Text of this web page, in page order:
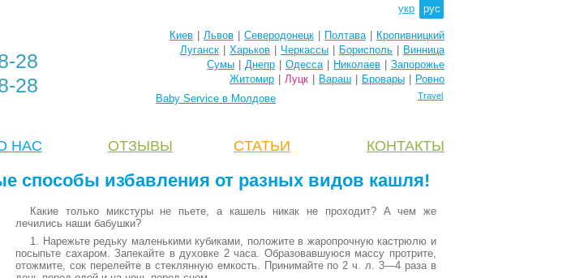
укр рус
28
28
Киев Львов Северодонецк Полтава
Кропивницкий
Луганск
Харьков Черкассы Борисполь
Винница
Сумы
Днепр Одесса Николаев
Запорожье
Житомир
Луцк Вараш Бровары
Ровно
Baby Service в Молдове
Travel
НАС ОТЗЫВЫ CТАТЬИ КОНТАКТЫ
способы избавления от разных видов кашля!
Какие только микстуры не пьете, а кашель никак не проходит? А чем же
лечились наши бабушки?
1. Нарежьте редьку маленькими кубиками, положите в жаропрочную кастрюлю и
посыпьте сахаром. Запекайте в духовке 2 часа. Образовавшуюся массу протрите,
отожмите, сок перелейте в стеклянную емкость. Принимайте по 2 ч. л. 3—4 раза в